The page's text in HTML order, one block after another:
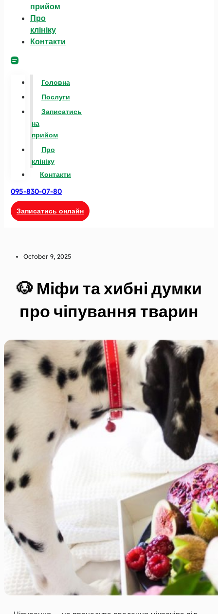
прийом
Про
клініку
Контакти
Головна
Послуги
Записатись
на
прийом
Про
клініку
Контакти
095-830-07-80
Записатись онлайн
October 9, 2025
🐶 Міфи та хибні думки
про чіпування тварин